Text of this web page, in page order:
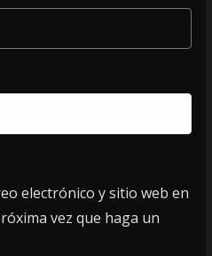
electrónico y sitio web en
vez que haga un